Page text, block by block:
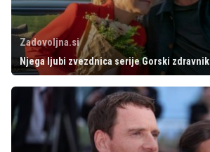
Zadovoljna.si
Njega ljubi zvezdnica serije Gorski zdravnik